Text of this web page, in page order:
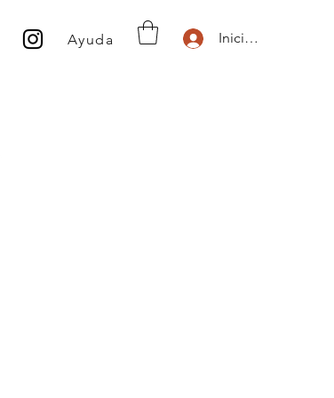
Ayuda Inicio de sesión